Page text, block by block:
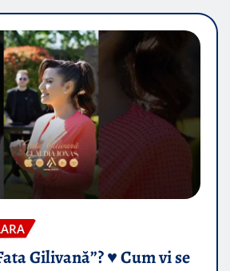
Gilivană”? ♥️ Cum vi se